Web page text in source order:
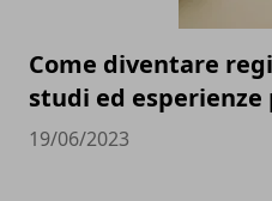
Come diventare
studi ed
19/06/2023